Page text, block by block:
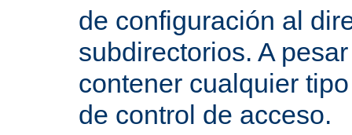
de configuración al
subdirectorios. A
contener cualquier
de control de acceso.